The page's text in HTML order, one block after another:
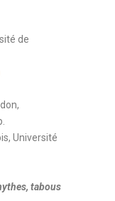
de
Université
tabous